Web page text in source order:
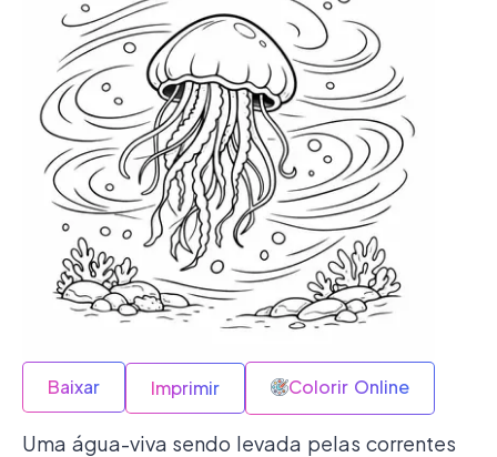
Baixar Imprimir Colorir Online
Uma água-viva sendo levada pelas correntes